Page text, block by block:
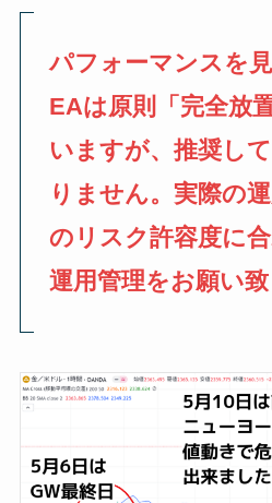
パフォーマンスを
EAは原則「完全放
いますが、推奨し
りません。実際の
のリスク許容度に
運用管理をお願い致